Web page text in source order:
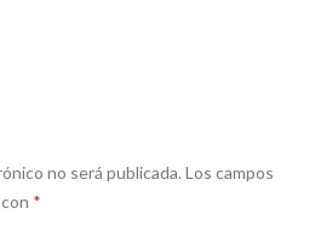
no será publicada. Los campos
*